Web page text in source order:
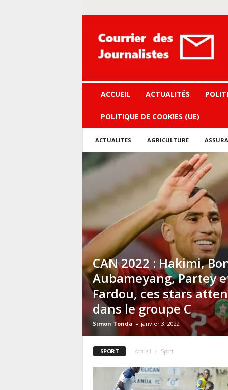
journalistes
ACCUEIL ACTUALITÉS
POLITIQUE DE COOKIES (UE)
ACTUALITES AGRICULTURE
CAN 2022 : Hakimi,
Aubameyang, Partey
Fardou, ces stars
dans le groupe C
Simon Tonda - janvier 3, 2022
SPORT Accueil Sport